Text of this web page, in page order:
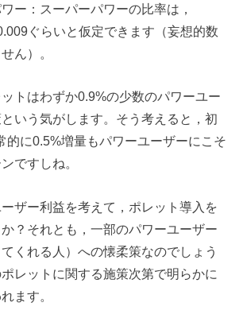
ー：スーパーパワーの比率は，
ぐらいと仮定できます（妄想的数
ん）。
トはわずか0.9%の少数のパワーユー
いう気がします。そう考えると，初
的に0.5%増量もパワーユーザーにこそ
ですしね。
ザー利益を考えて，ポレット導入を
？それとも，一部のパワーユーザー
てくれる人）への懐柔策なのでしょう
レットに関する施策次第で明らかに
ます。